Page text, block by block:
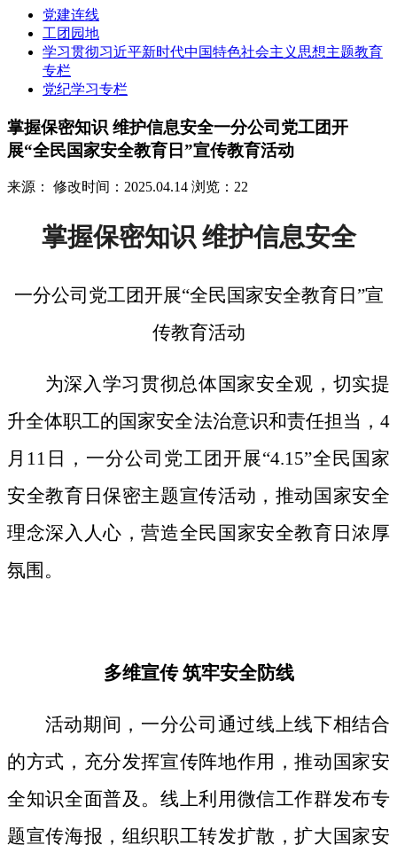
党建连线
工团园地
学习贯彻习近平新时代中国特色社会主义思想主题教育
专栏
党纪学习专栏
掌握保密知识 维护信息安全一分公司党工团开
展“全民国家安全教育日”宣传教育活动
来源： 修改时间：2025.04.14 浏览：22
掌握保密知识 维护信息安全
一分公司党工团开展“全民国家安全教育日”宣
传教育活动
为深入学习贯彻总体国家安全观，切实提
升全体职工的国家安全法治意识和责任担当， 4
月11日，一分公司党工团开展“4.15”全民国家
安全教育日保密主题宣传活动，推动国家安全
理念深入人心，营造全民国家安全教育日浓厚
氛围。
多维宣传筑牢安全防线
活动期间， 一分公司通过线上线下相结合
的方式， 充分发挥宣传阵地作用，推动国家安
全知识全面普及。线上利用微信工作群发布专
题宣传海报，组织职工转发扩散，扩大国家安